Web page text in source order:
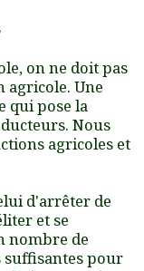
on ne doit pas
agricole. Une
qui pose la
Nous
agricoles et
d'arrêter de
et se
nombre de
suffisantes pour